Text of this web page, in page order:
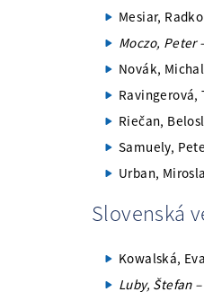
Mesiar, Radko
Moczo, Peter
Novák, Michal
Ravingerová,
Riečan,
Samuely,
Urban,
Slovenská
Kowalská, Eva
Luby, Štefan